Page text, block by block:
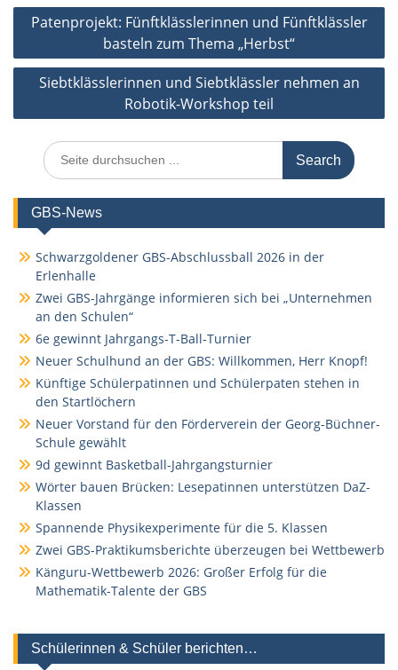
Beitragsnavigation
Patenprojekt: Fünftklässlerinnen und Fünftklässler
basteln zum Thema „Herbst“
Siebtklässlerinnen und Siebtklässler nehmen an
Robotik-Workshop teil
Search
for:
GBS-News
Schwarzgoldener GBS-Abschlussball 2026 in der
Erlenhalle
Zwei GBS-Jahrgänge informieren sich bei „Unternehmen
an den Schulen“
6e gewinnt Jahrgangs-T-Ball-Turnier
Neuer Schulhund an der GBS: Willkommen, Herr Knopf!
Künftige Schülerpatinnen und Schülerpaten stehen in
den Startlöchern
Neuer Vorstand für den Förderverein der Georg-Büchner-
Schule gewählt
9d gewinnt Basketball-Jahrgangsturnier
Wörter bauen Brücken: Lesepatinnen unterstützen DaZ-
Klassen
Spannende Physikexperimente für die 5. Klassen
Zwei GBS-Praktikumsberichte überzeugen bei Wettbewerb
Känguru-Wettbewerb 2026: Großer Erfolg für die
Mathematik-Talente der GBS
Schülerinnen & Schüler berichten…